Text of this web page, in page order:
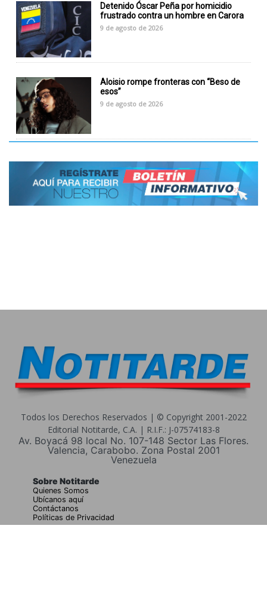
Detenido Óscar Peña por homicidio
frustrado contra un hombre en Carora
9 de agosto de 2026
Aloisio rompe fronteras con “Beso de
esos”
9 de agosto de 2026
Todos los Derechos Reservados | © Copyright 2001-2022
Editorial Notitarde, C.A. | R.I.F.: J-07574183-8
Av. Boyacá 98 local No. 107-148 Sector Las Flores.
Valencia, Carabobo. Zona Postal 2001
Venezuela
Sobre Notitarde
Quienes Somos
Ubícanos aquí
Contáctanos
Políticas de Privacidad